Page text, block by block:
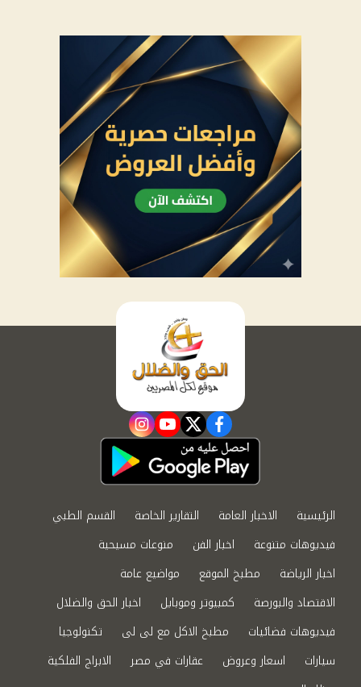
facebook
twitter
youtube
instagram
الرئيسية الاخبار العامة التقارير الخاصة
القسم الطبي
فيديوهات متنوعة
اخبار الفن
منوعات مسيحية
اخبار الرياضة
مطبخ الموقع
مواضيع عامة
الاقتصاد والبورصة
كمبيوتر وموبايل
اخبار الحق والضلال
فيديوهات فضائيات
مطبخ الاكل مع لى لى
تكنولوجيا
سيارات
اسعار وعروض عقارات في مصر
الابراج الفلكية